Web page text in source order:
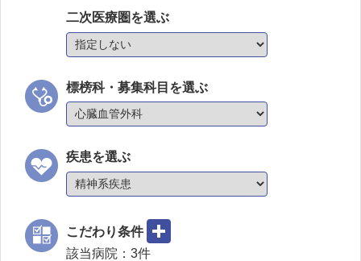
二次医療圏を選ぶ
標榜科・募集科目を選ぶ
疾患を選ぶ
こだわり条件
該当病院： 3件